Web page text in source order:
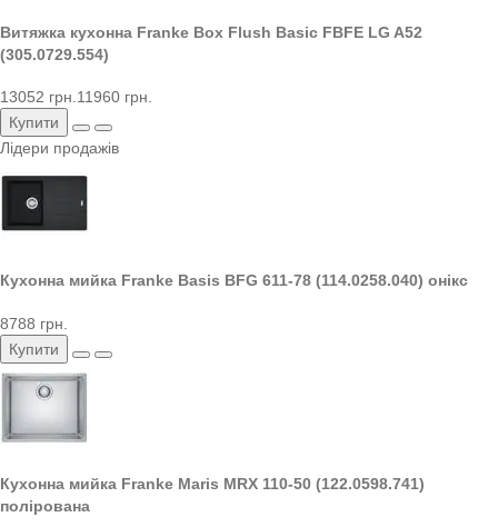
Витяжка кухонна Franke Box Flush Basic FBFE LG A52
(305.0729.554)
13052 грн.11960 грн.
Купити
Лідери продажів
Кухонна мийка Franke Basis BFG 611-78 (114.0258.040) онікс
8788 грн.
Купити
Кухонна мийка Franke Maris MRX 110-50 (122.0598.741)
полірована